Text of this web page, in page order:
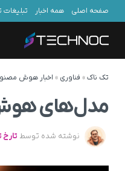
صفحه اصلی همه اخبار تبلیغات
تک ناک» فناوری » اخبار هوش
مدل‌های
نوشته شده توسط تارخ